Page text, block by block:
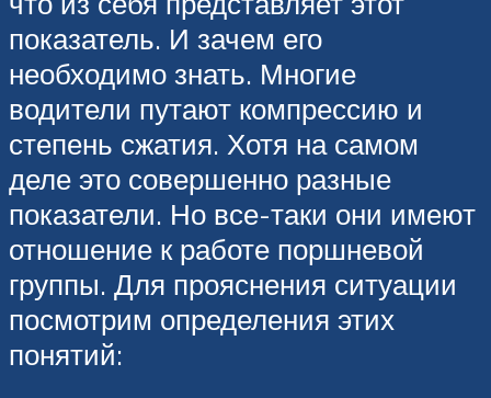
показатель. И зачем его
необходимо знать. Многие
водители путают компрессию и
степень сжатия. Хотя на самом
деле это совершенно разные
показатели. Но все-таки они имеют
отношение к работе поршневой
группы. Для прояснения ситуации
посмотрим определения этих
понятий: